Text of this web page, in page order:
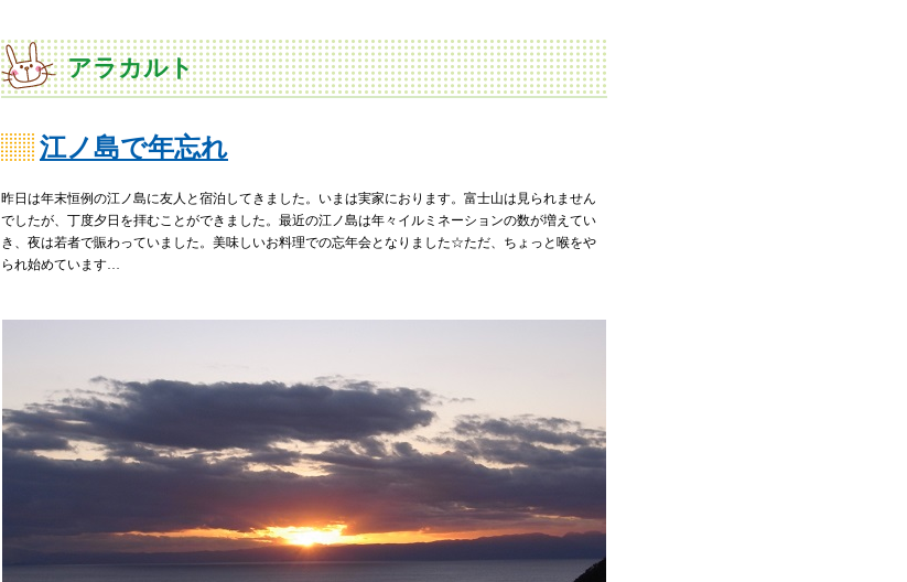
アラカルト
江ノ島で年忘れ
昨日は年末恒例の江ノ島に友人と宿泊してきました。いまは実家におります。富士山は見られません
でしたが、丁度夕日を拝むことができました。最近の江ノ島は年々イルミネーションの数が増えてい
き、夜は若者で賑わっていました。美味しいお料理での忘年会となりました☆ただ、ちょっと喉をや
られ始めています…